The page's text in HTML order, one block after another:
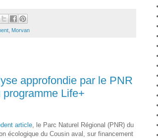
Morvan
approfondie par le PNR
Life+
article , le Parc Naturel Régional (PNR) du
écologique du Cousin aval, sur financement